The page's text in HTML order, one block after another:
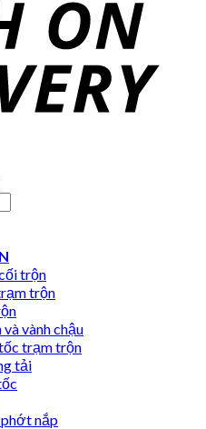
trộn
trộn
vành chậu
trạm trộn
tải
nắp